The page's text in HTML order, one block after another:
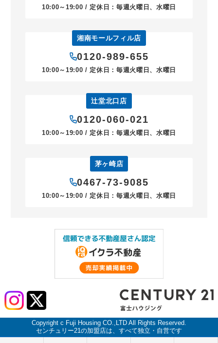
10:00～19:00 / 定休日：毎週火曜日、水曜日
湘南モールフィル店
0120-989-655
10:00～19:00 / 定休日：毎週火曜日、水曜日
辻堂北口店
0120-060-021
10:00～19:00 / 定休日：毎週火曜日、水曜日
茅ヶ崎店
0467-73-9085
10:00～19:00 / 定休日：毎週火曜日、水曜日
Copyright c Fuji Housing CO.,LTD All Rights Reserved.
センチュリー21の加盟店は、すべて独立・自営です